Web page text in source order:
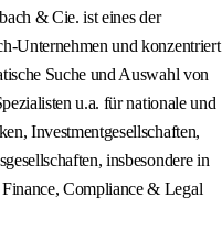
& Cie. ist eines der
Unternehmen und konzentriert
Suche und Auswahl von
u.a. für nationale und
Investmentgesellschaften,
insbesondere in
Compliance & Legal